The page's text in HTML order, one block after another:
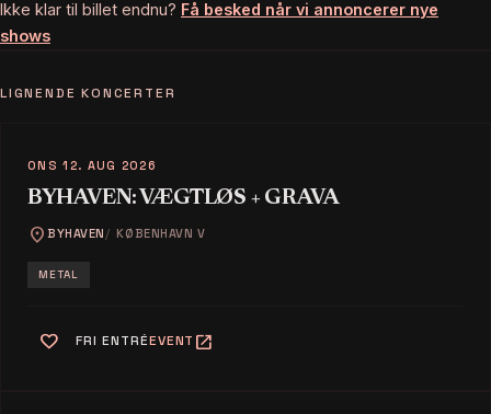
Ikke klar til billet endnu? Få besked når vi annoncerer nye
shows
LIGNENDE KONCERTER
ONS 12. AUG 2026
BYHAVEN: VÆGTLØS + GRAVA
location_on BYHAVEN KØBENHAVN V
METAL
favorite FRI ENTRÉEVENT open_in_new